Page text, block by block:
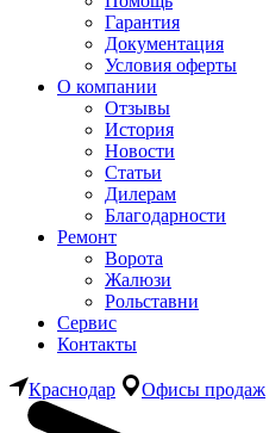
Гарантия
Документация
Условия оферты
О компании
Отзывы
История
Новости
Статьи
Дилерам
Благодарности
Ремонт
Ворота
Жалюзи
Рольставни
Сервис
Контакты
Краснодар Офисы продаж